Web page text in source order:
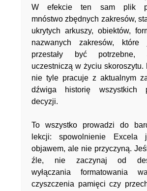
W efekcie ten sam plik
mnóstwo zbędnych zakresów,
ukrytych arkuszy, obiektów,
nazwanych zakresów,
przestały być potrzebne,
uczestniczą w życiu skoroszytu.
nie tyle pracuje z aktualnym
dźwiga historię wszystkich
decyzji.
To wszystko prowadzi do
lekcji: spowolnienie Excela
objawem, ale nie przyczyną.
źle, nie zaczynaj od
wyłączania formatowania
czyszczenia pamięci czy